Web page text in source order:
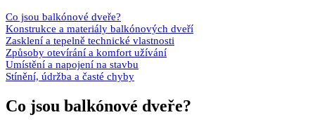
Co jsou balkónové dveře?
Konstrukce a materiály balkónových dveří
Zasklení a tepelně technické vlastnosti
Způsoby otevírání a komfort užívání
Umístění a napojení na stavbu
Stínění, údržba a časté chyby
Co jsou balkónové dveře?